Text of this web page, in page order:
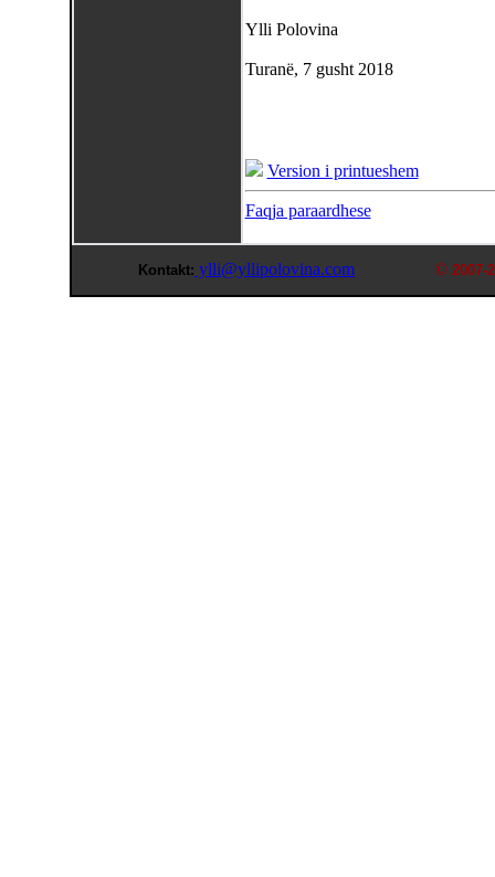
Ylli Polovina
Turanë, 7 gusht 2018
Version i printueshem
Faqja paraardhese
Kontakt: ylli@yllipolovina.com © 2007-